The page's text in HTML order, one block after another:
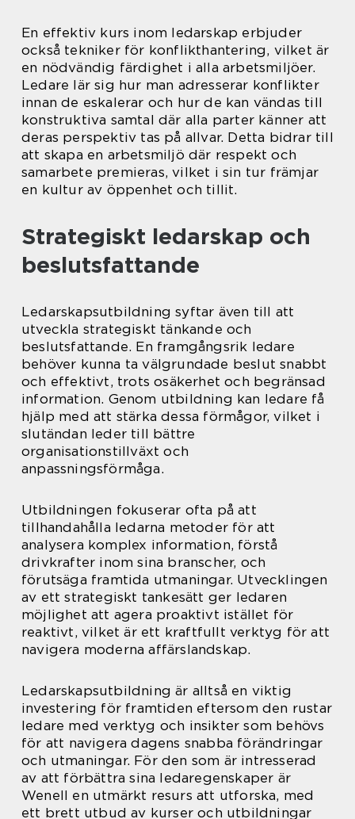
En effektiv kurs inom ledarskap erbjuder
också tekniker för konflikthantering, vilket är
en nödvändig färdighet i alla arbetsmiljöer.
Ledare lär sig hur man adresserar konflikter
innan de eskalerar och hur de kan vändas till
konstruktiva samtal där alla parter känner att
deras perspektiv tas på allvar. Detta bidrar till
att skapa en arbetsmiljö där respekt och
samarbete premieras, vilket i sin tur främjar
en kultur av öppenhet och tillit.
Strategiskt ledarskap och
beslutsfattande
Ledarskapsutbildning syftar även till att
utveckla strategiskt tänkande och
beslutsfattande. En framgångsrik ledare
behöver kunna ta välgrundade beslut snabbt
och effektivt, trots osäkerhet och begränsad
information. Genom utbildning kan ledare få
hjälp med att stärka dessa förmågor, vilket i
slutändan leder till bättre
organisationstillväxt och
anpassningsförmåga.
Utbildningen fokuserar ofta på att
tillhandahålla ledarna metoder för att
analysera komplex information, förstå
drivkrafter inom sina branscher, och
förutsäga framtida utmaningar. Utvecklingen
av ett strategiskt tankesätt ger ledaren
möjlighet att agera proaktivt istället för
reaktivt, vilket är ett kraftfullt verktyg för att
navigera moderna affärslandskap.
Ledarskapsutbildning är alltså en viktig
investering för framtiden eftersom den rustar
ledare med verktyg och insikter som behövs
för att navigera dagens snabba förändringar
och utmaningar. För den som är intresserad
av att förbättra sina ledaregenskaper är
Wenell en utmärkt resurs att utforska, med
ett brett utbud av kurser och utbildningar